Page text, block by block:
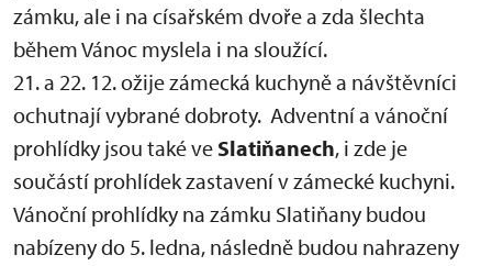
zámku, ale i na císařském dvoře a zda šlechta
během Vánoc myslela i na sloužící.
21. a 22. 12. ožije zámecká kuchyně a návštěvníci
ochutnají vybrané dobroty. Adventní a vánoční
prohlídky jsou také ve Slatiňanech, i zde je
součástí prohlídek zastavení v zámecké kuchyni.
Vánoční prohlídky na zámku Slatiňany budou
nabízeny do 5. ledna, následně budou nahrazeny